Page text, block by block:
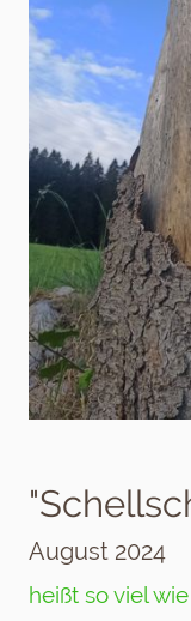
August 2024
heißt so viel